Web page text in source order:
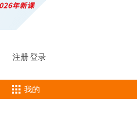
注册登录
我的